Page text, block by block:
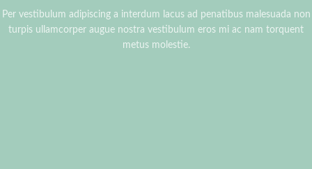
Per vestibulum adipiscing a interdum lacus ad penatibus malesuada non
turpis ullamcorper augue nostra vestibulum eros mi ac nam torquent
metus molestie.